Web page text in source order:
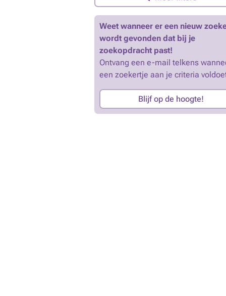
Weet wanneer er een nieuw
wordt gevonden dat bij je
zoekopdracht past!
Ontvang een e-mail telkens
een zoekertje aan je criteria
Blijf op de hoogte!